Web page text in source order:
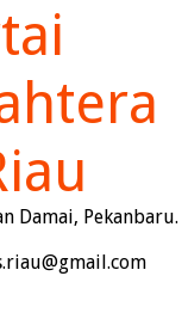
Damai, Pekanbaru.